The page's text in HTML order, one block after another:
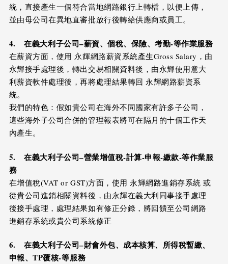
統，直接產生一個符合當地網路銀行上轉檔，以便上傳，
並由母公司在異地直審批放行後轉給供應商或員工。
4.在義大利子公司–薪資、個稅、保險、考勤-等作業服務
在薪資方面，使用 永輝網路薪資系統產生Gross Salary，由
永輝接手處理後，轉出交易相關資料後，由永輝使用意大
利薪資軟件處理後，再將處理結果轉回 永輝網路薪資系
統。
我們的特色：假如貴公司在海外不同國家有許多子公司，
這些海外子公司合併的管理報表將可在隔月的十個工作天
內產生。
5.在義大利子公司–營業增值稅-計算-申報-繳款-等作業服
務
在增值稅(VAT or GST)方面，使用 永輝網路進銷存系統 或
從貴公司進銷相關資料後，由永輝在義大利同事接手處理
後接手處理，處理結果如有修正分錄，將回饋至公司網路
進銷存系統或貴公司系統修正
6.在義大利子公司–財會外包、成本核算、所得稅暫繳、
申報、TP覆核-等服務